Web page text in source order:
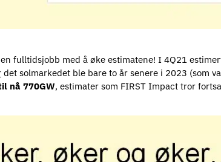
fulltidsjobb med å øke estimatene! I 4Q21
det solmarkedet ble bare to år senere i 2023 (som
nå 770GW, estimater som FIRST Impact tror